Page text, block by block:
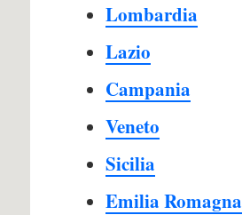
Lombardia
Lazio
Campania
Veneto
Sicilia
Emilia Romagna